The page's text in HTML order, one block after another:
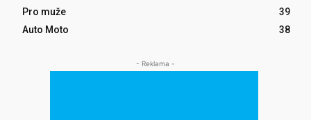
Pro muže
39
Auto Moto
38
- Reklama -